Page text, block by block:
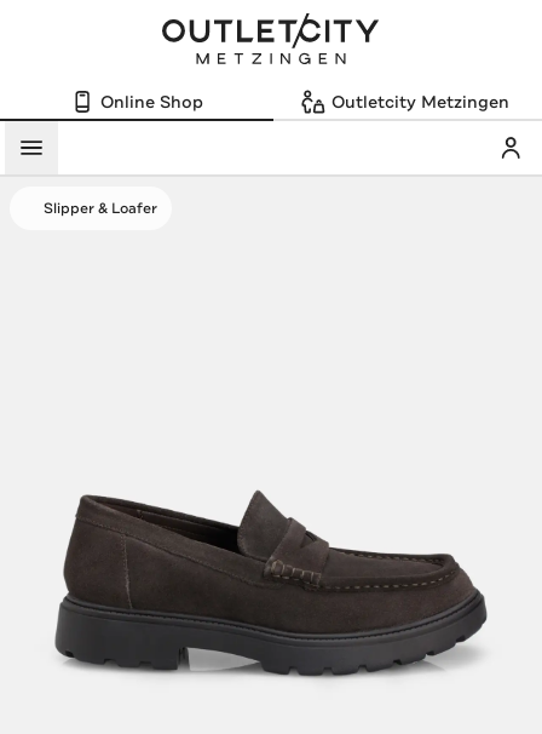
Online Shop Outletcity Metzingen
Menü
Slipper & Loafer